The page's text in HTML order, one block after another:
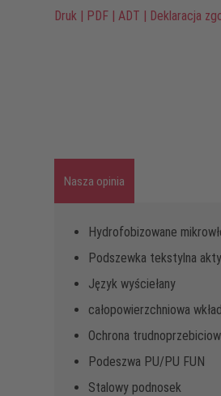
Druk | PDF | ADT | Deklaracja
Nasza opinia
Hydrofobizowane
Podszewka tekstylna
Język wyściełany
całopowierzchniowa
Ochrona
Podeszwa PU/PU FUN
Stalowy podnosek